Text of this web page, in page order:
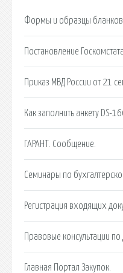
Формы и образцы бланков
Постановление
Приказ МВД России от 21
Как заполнить анкету
ГАРАНТ. Сообщение.
Семинары по
Регистрация входящих
Правовые консультации
Главная Портал Закупок.